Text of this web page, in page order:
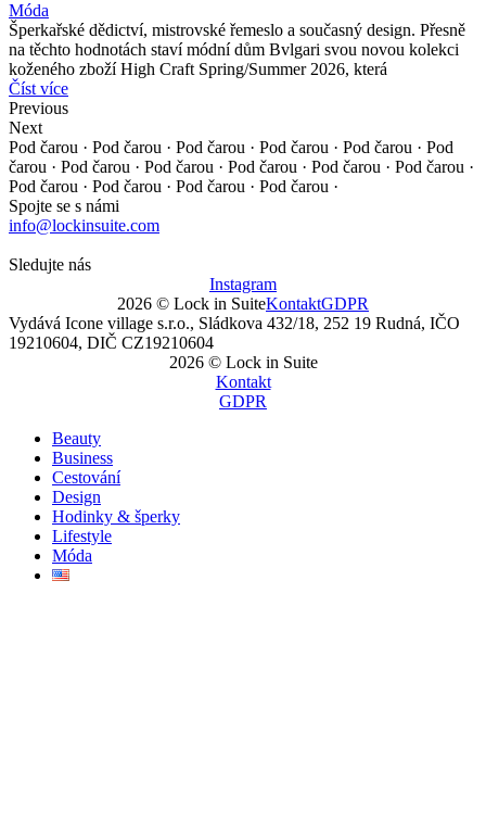
Móda
Šperkařské dědictví, mistrovské řemeslo a současný design. Přesně
na těchto hodnotách staví módní dům Bvlgari svou novou kolekci
koženého zboží High Craft Spring/Summer 2026, která
Číst více
Previous
Next
Pod čarou · Pod čarou · Pod čarou · Pod čarou · Pod čarou · Pod
čarou · Pod čarou · Pod čarou · Pod čarou · Pod čarou · Pod čarou ·
Pod čarou · Pod čarou · Pod čarou · Pod čarou ·
Spojte se s námi
info@lockinsuite.com
Sledujte nás
Instagram
2026 © Lock in SuiteKontaktGDPR
Vydává Icone village s.r.o., Sládkova 432/18, 252 19 Rudná, IČO
19210604, DIČ CZ19210604
2026 © Lock in Suite
Kontakt
GDPR
Beauty
Business
Cestování
Design
Hodinky & šperky
Lifestyle
Móda